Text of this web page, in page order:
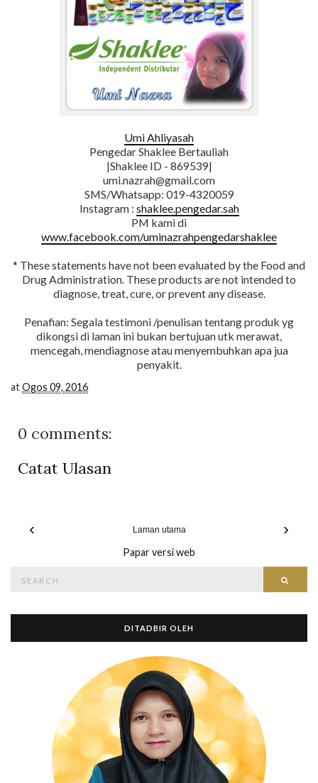
Umi Ahliyasah
Pengedar Shaklee Bertauliah
|Shaklee ID - 869539|
umi.nazrah@gmail.com
SMS/Whatsapp: 019-4320059
Instagram : shaklee.pengedar.sah
PM kami di
www.facebook.com/uminazrahpengedarshaklee
* These statements have not been evaluated by the Food and
Drug Administration. These products are not intended to
diagnose, treat, cure, or prevent any disease.
Penafian: Segala testimoni /penulisan tentang produk yg
dikongsi di laman ini bukan bertujuan utk merawat,
mencegah, mendiagnose atau menyembuhkan apa jua
penyakit.
atOgos 09, 2016
0 comments:
Catat Ulasan
‹ ›
Laman utama
Papar versi web
for:
DITADBIR OLEH